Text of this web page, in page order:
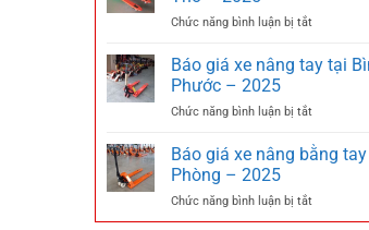
2025
Biên
–
Chức năng bình luận bị tắtở
giá
xe
tay
Cần
2025
Báo giá xe nâng tay tại
Phước – 2025
Chức năng bình luận bị tắtở
giá
tay
tại
Báo giá xe nâng bằng
Phòng – 2025
Chức năng bình luận bị tắtở
Báo